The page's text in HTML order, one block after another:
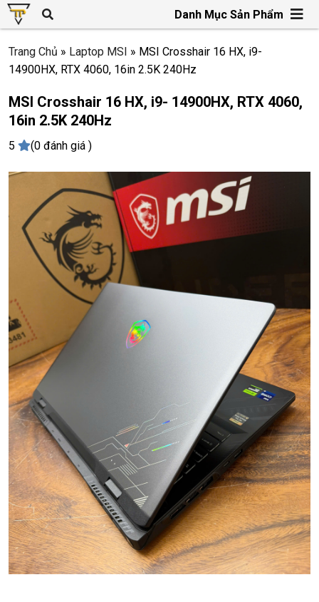
Danh Mục Sản Phẩm
Trang Chủ » Laptop MSI » MSI Crosshair 16 HX, i9-
14900HX, RTX 4060, 16in 2.5K 240Hz
MSI Crosshair 16 HX, i9- 14900HX, RTX 4060,
16in 2.5K 240Hz
5 (0 đánh giá )